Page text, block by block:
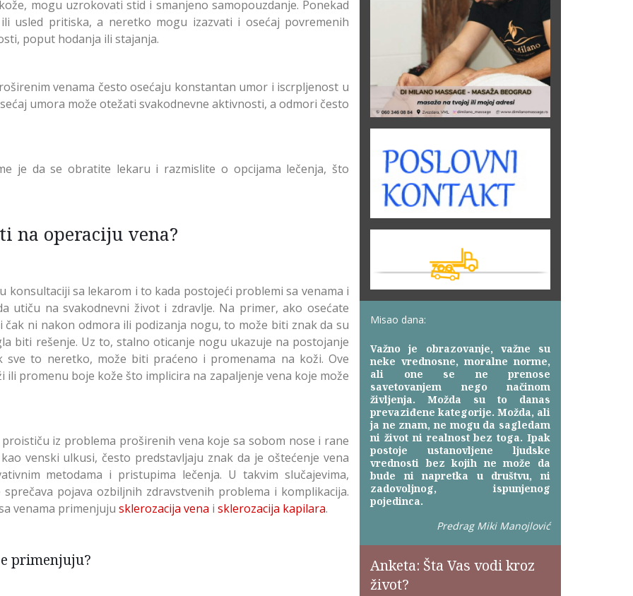
mogu uzrokovati stid i smanjeno samopouzdanje. Ponekad
usled pritiska, a neretko mogu izazvati i osećaj povremenih
poput hodanja ili stajanja.
venama često osećaju konstantan umor i iscrpljenost u
umora može otežati svakodnevne aktivnosti, a odmori često
je da se obratite lekaru i razmislite o opcijama lečenja, što
na operaciju vena?
konsultaciji sa lekarom i to kada postojeći problemi sa venama i
utiču na svakodnevni život i zdravlje. Na primer, ako osećate
ni nakon odmora ili podizanja nogu, to može biti znak da su
biti rešenje. Uz to, stalno oticanje nogu ukazuje na postojanje
to neretko, može biti praćeno i promenama na koži. Ove
promenu boje kože što implicira na zapaljenje vena koje može
iz problema proširenih vena koje sa sobom nose i rane
venski ulkusi, često predstavljaju znak da je oštećenje vena
metodama i pristupima lečenja. U takvim slučajevima,
pojava ozbiljnih zdravstvenih problema i komplikacija.
venama primenjuju sklerozacija vena i sklerozacija kapilara.
primenjuju?
Misao dana:
Važno je obrazovanje, važne su
neke vrednosne, moralne norme,
ali one se ne prenose
savetovanjem nego načinom
življenja. Možda su to danas
prevaziđene kategorije. Možda, ali
ja ne znam, ne mogu da sagledam
ni život ni realnost bez toga. Ipak
postoje ustanovljene ljudske
vrednosti bez kojih ne može da
bude ni napretka u društvu, ni
zadovoljnog, ispunjenog
pojedinca.
Predrag Miki Manojlović
Anketa: Šta Vas vodi kroz
život?